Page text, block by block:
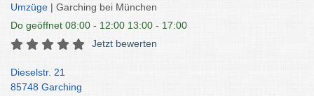
Umzüge | Garching bei München
Do geöffnet 08:00 - 12:00 13:00 - 17:00
Jetzt bewerten
Dieselstr. 21
85748 Garching